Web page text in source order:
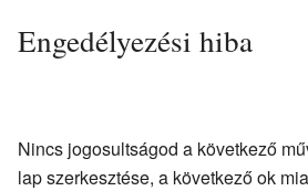
Engedélyezési hiba
Nincs jogosultságod a következő
lap szerkesztése, a következő ok